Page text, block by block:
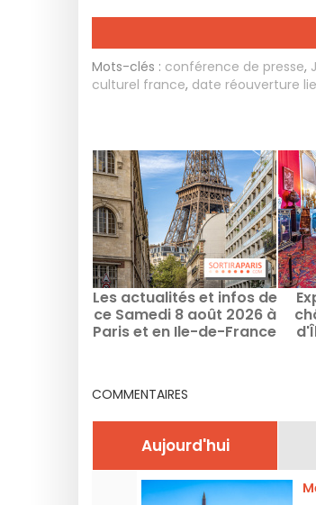
Mots-clés : conférence de presse,
culturel france, date réouverture
Les actualités et infos de
ce Samedi 8 août 2026 à
Paris et en Ile-de-France
COMMENTAIRES
Aujourd'hui